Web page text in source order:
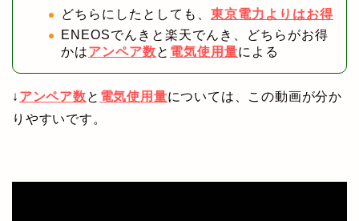
どちらにしたとしても、 東京電力よりはお得
ENEOSでんきと楽天でんき、どちらがお得
かはアンペア数と 電気使用量による
↓ アンペア数と 電気使用量については、 この動画が分か
りやすいです。